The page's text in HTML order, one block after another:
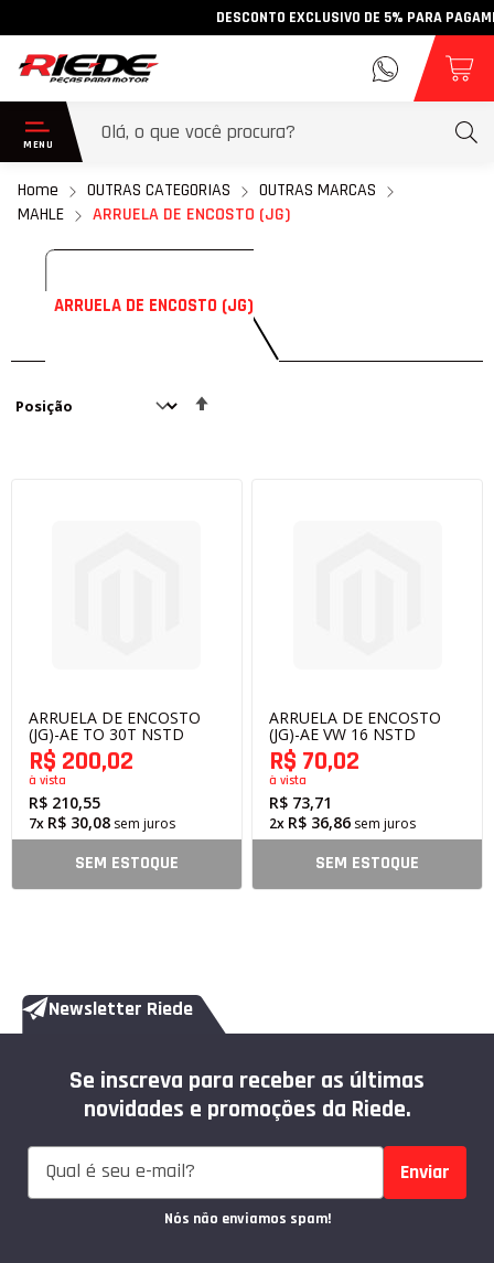
DESCONTO EXCLUSIVO DE 5% PARA
Home OUTRAS CATEGORIAS
OUTRAS MARCAS
MAHLE
ARRUELA DE ENCOSTO (JG)
ARRUELA DE ENCOSTO (JG)
ARRUELA DE ENCOSTO
(JG)-AE TO 30T NSTD
R$ 210,55
R$ 200,02
à vista
7x R$ 30,08 sem juros
SEM ESTOQUE
ARRUELA DE ENCOSTO
(JG)-AE VW 16 NSTD
R$ 73,71
R$ 70,02
à vista
2x R$ 36,86 sem juros
SEM ESTOQUE
Newsletter Riede
Se inscreva para receber as últimas
novidades e promoções da Riede.
Enviar
Nós não enviamos spam!